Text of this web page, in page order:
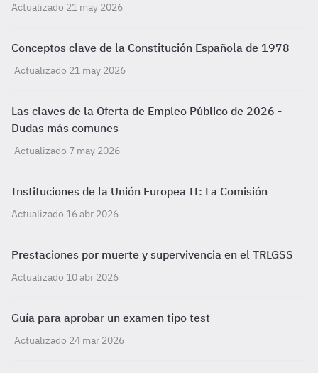
Actualizado 21 may 2026
Conceptos clave de la Constitución Española de 1978
Actualizado 21 may 2026
Las claves de la Oferta de Empleo Público de 2026 -
Dudas más comunes
Actualizado 7 may 2026
Instituciones de la Unión Europea II: La Comisión
Actualizado 16 abr 2026
Prestaciones por muerte y supervivencia en el TRLGSS
Actualizado 10 abr 2026
Guía para aprobar un examen tipo test
Actualizado 24 mar 2026